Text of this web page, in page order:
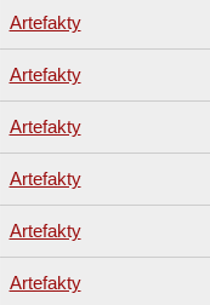
Artefakty
Artefakty
Artefakty
Artefakty
Artefakty
Artefakty